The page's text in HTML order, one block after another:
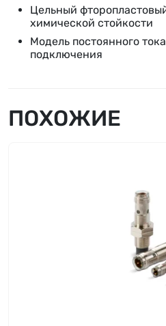
Цельный
химической стойкости
Модель постоянного
подключения
ПОХОЖИЕ